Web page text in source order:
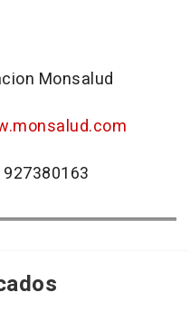
Monsalud